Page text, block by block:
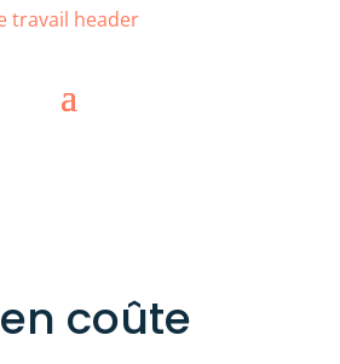
coûte